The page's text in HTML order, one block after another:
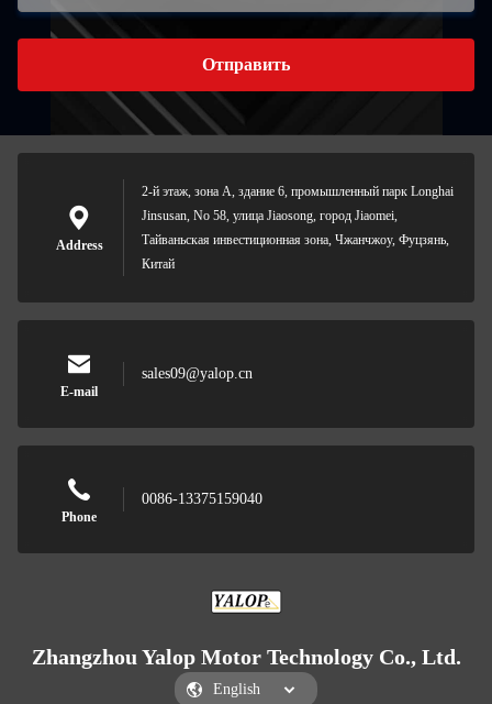
Отправить
Address
2-й этаж, зона А, здание 6, промышленный парк Longhai
Jinsusan, No 58, улица Jiaosong, город Jiaomei,
Тайваньская инвестиционная зона, Чжанчжоу, Фуцзянь,
Китай
E-mail
sales09@yalop.cn
Phone
0086-13375159040
Zhangzhou Yalop Motor Technology Co., Ltd.